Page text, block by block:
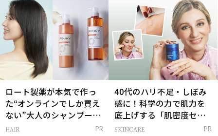
ロート製薬が本気で作っ
た“オンラインでしか買え
ない”大人のシャンプー＆
トリートメントって？
HAIR PR
40代のハリ不足・しぼみ
感に！科学の力で肌力を
底上げする「肌密度セラ
ム」
SKINCARE PR